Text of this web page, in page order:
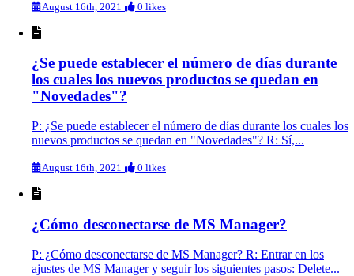
August 16th, 2021 0 likes
¿Se puede establecer el número de días durante
los cuales los nuevos productos se quedan en
"Novedades"?
P: ¿Se puede establecer el número de días durante los cuales los
nuevos productos se quedan en "Novedades"? R: Sí,...
August 16th, 2021 0 likes
¿Cómo desconectarse de MS Manager?
P: ¿Cómo desconectarse de MS Manager? R: Entrar en los
ajustes de MS Manager y seguir los siguientes pasos: Delete...